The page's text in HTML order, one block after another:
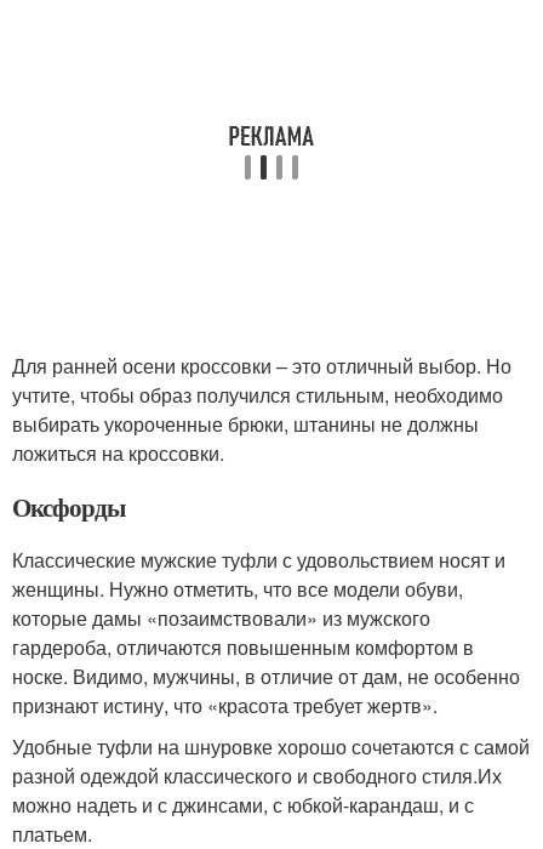
Для ранней осени кроссовки – это отличный выбор. Но
учтите, чтобы образ получился стильным, необходимо
выбирать укороченные брюки, штанины не должны
ложиться на кроссовки.
Оксфорды
Классические мужские туфли с удовольствием носят и
женщины. Нужно отметить, что все модели обуви,
которые дамы «позаимствовали» из мужского
гардероба, отличаются повышенным комфортом в
носке. Видимо, мужчины, в отличие от дам, не особенно
признают истину, что «красота требует жертв».
Удобные туфли на шнуровке хорошо сочетаются с самой
разной одеждой классического и свободного стиля.Их
можно надеть и с джинсами, с юбкой-карандаш, и с
платьем.